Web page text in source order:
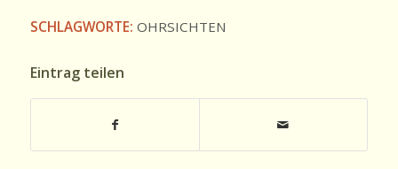
SCHLAGWORTE: OHRSICHTEN
Eintrag teilen